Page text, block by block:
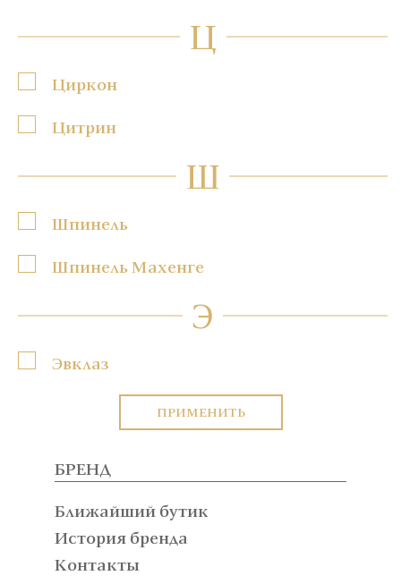
Ц
Циркон
Цитрин
Ш
Шпинель
Шпинель Махенге
Э
Эвклаз
ПРИМЕНИТЬ
БРЕНД
Ближайший бутик
История бренда
Контакты